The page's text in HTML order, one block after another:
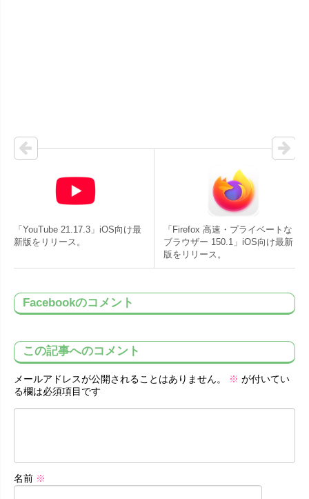
「YouTube 21.17.3」iOS向け最
新版をリリース。
「Firefox 高速・プライベートな
ブラウザー 150.1」iOS向け最新
版をリリース。
Facebookのコメント
この記事へのコメント
メールアドレスが公開されることはありません。 ※ が付いてい
る欄は必須項目です
名前 ※